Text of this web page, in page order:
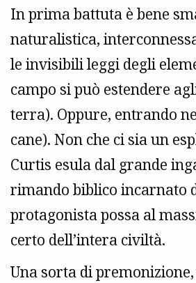
In prima battuta è bene
naturalistica,
le invisibili leggi degli
campo si può estendere
terra). Oppure, entrando
cane). Non che ci sia un
Curtis esula dal grande
rimando biblico incarnato
protagonista possa al
certo dell’intera civiltà.
Una sorta di